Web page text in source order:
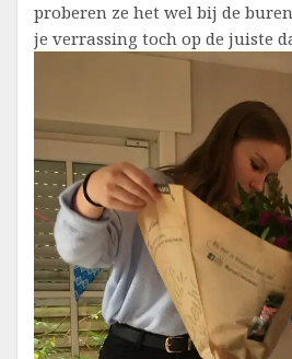
proberen ze het wel bij de
je verrassing toch op de juiste